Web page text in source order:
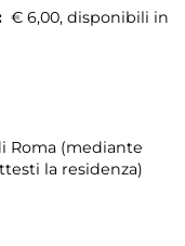
€ 6,00, disponibili in
Roma (mediante
la residenza)